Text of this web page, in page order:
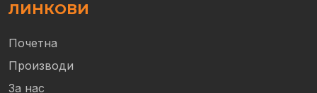
ЛИНКОВИ
Почетна
Производи
За нас